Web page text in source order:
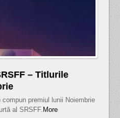
– Titlurile
premiul lunii Noiembrie
al SRSFF. More